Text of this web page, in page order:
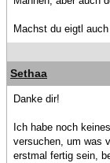
Machst du eigtl
Sethaa
Danke dir!
Ich habe noch
versuchen, um was
erstmal fertig sein,